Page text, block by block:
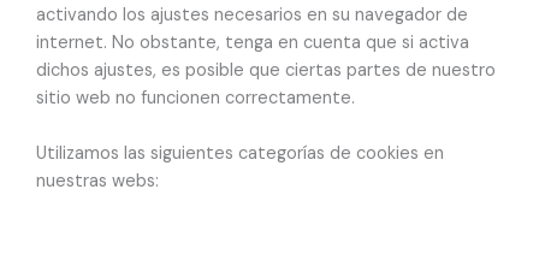
activando los ajustes necesarios en su navegador de
internet. No obstante, tenga en cuenta que si activa
dichos ajustes, es posible que ciertas partes de nuestro
sitio web no funcionen correctamente.
Utilizamos las siguientes categorías de cookies en
nuestras webs: